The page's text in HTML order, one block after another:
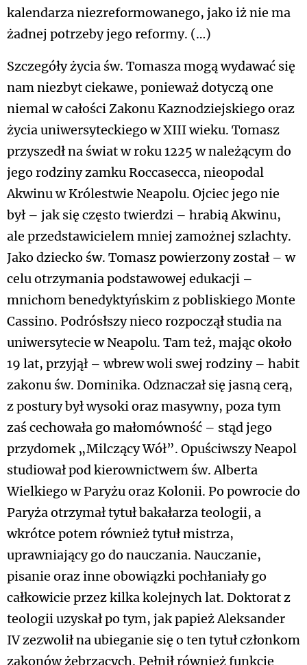
kalendarza niezreformowanego, jako iż nie ma
żadnej potrzeby jego reformy. (…)
Szczegóły życia św. Tomasza mogą wydawać się
nam niezbyt ciekawe, ponieważ dotyczą one
niemal w całości Zakonu Kaznodziejskiego oraz
życia uniwersyteckiego w XIII wieku. Tomasz
przyszedł na świat w roku 1225 w należącym do
jego rodziny zamku Roccasecca, nieopodal
Akwinu w Królestwie Neapolu. Ojciec jego nie
był – jak się często twierdzi – hrabią Akwinu,
ale przedstawicielem mniej zamożnej szlachty.
Jako dziecko św. Tomasz powierzony został – w
celu otrzymania podstawowej edukacji –
mnichom benedyktyńskim z pobliskiego Monte
Cassino. Podrósłszy nieco rozpoczął studia na
uniwersytecie w Neapolu. Tam też, mając około
19 lat, przyjął – wbrew woli swej rodziny – habit
zakonu św. Dominika. Odznaczał się jasną cerą,
z postury był wysoki oraz masywny, poza tym
zaś cechowała go małomówność – stąd jego
przydomek „Milczący Wół”. Opuściwszy Neapol
studiował pod kierownictwem św. Alberta
Wielkiego w Paryżu oraz Kolonii. Po powrocie do
Paryża otrzymał tytuł bakałarza teologii, a
wkrótce potem również tytuł mistrza,
uprawniający go do nauczania. Nauczanie,
pisanie oraz inne obowiązki pochłaniały go
całkowicie przez kilka kolejnych lat. Doktorat z
teologii uzyskał po tym, jak papież Aleksander
IV zezwolił na ubieganie się o ten tytuł członkom
zakonów żebrzących. Pełnił również funkcję